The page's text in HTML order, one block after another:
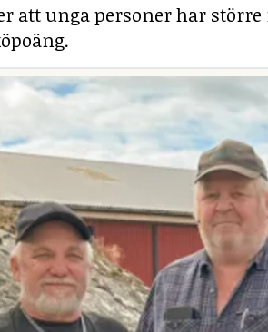
att unga personer har